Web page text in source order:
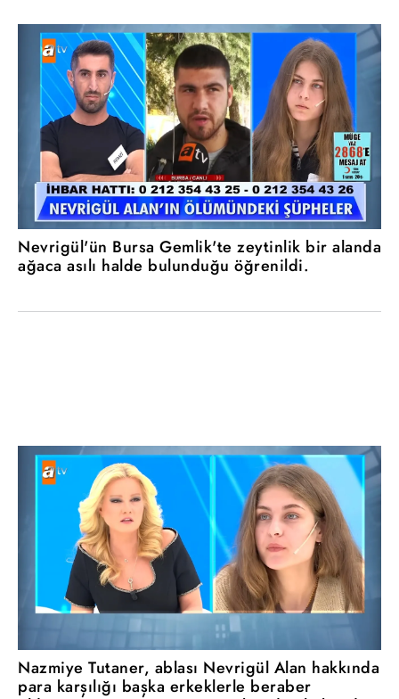
Nevrigül'ün Bursa Gemlik'te zeytinlik bir alanda
ağaca asılı halde bulunduğu öğrenildi.
Nazmiye Tutaner, ablası Nevrigül Alan hakkında
para karşılığı başka erkeklerle beraber